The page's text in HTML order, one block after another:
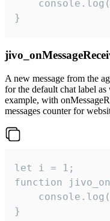
}
A new message from the
for the default chat label
example, with
messages counter for
let i = 1;
function
}